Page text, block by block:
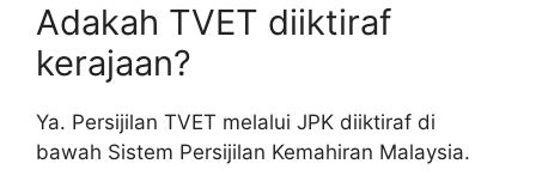
Adakah TVET diiktiraf
kerajaan?
Ya. Persijilan TVET melalui JPK diiktiraf di
bawah Sistem Persijilan Kemahiran Malaysia.